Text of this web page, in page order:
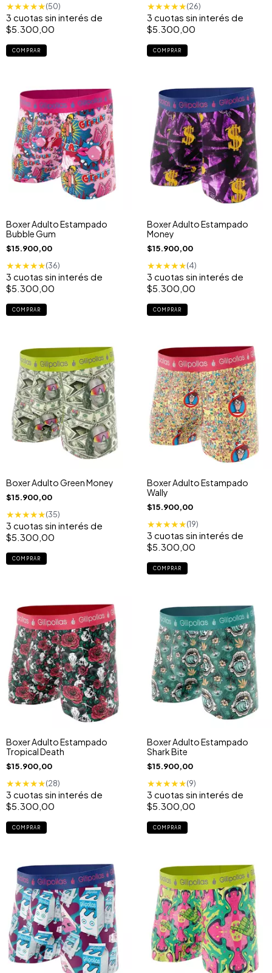
★★★★★(50)
3 cuotas sin interés de
$5.300,00
COMPRAR
★★★★★(26)
3 cuotas sin interés de
$5.300,00
COMPRAR
Boxer Adulto Estampado
Bubble Gum
$15.900,00
★★★★★(36)
3 cuotas sin interés de
$5.300,00
COMPRAR
Boxer Adulto Estampado
Money
$15.900,00
★★★★★(4)
3 cuotas sin interés de
$5.300,00
COMPRAR
Boxer Adulto Green Money
$15.900,00
★★★★★(35)
3 cuotas sin interés de
$5.300,00
COMPRAR
Boxer Adulto Estampado
Wally
$15.900,00
★★★★★(19)
3 cuotas sin interés de
$5.300,00
COMPRAR
Boxer Adulto Estampado
Tropical Death
$15.900,00
★★★★★(28)
3 cuotas sin interés de
$5.300,00
COMPRAR
Boxer Adulto Estampado
Shark Bite
$15.900,00
★★★★★(9)
3 cuotas sin interés de
$5.300,00
COMPRAR